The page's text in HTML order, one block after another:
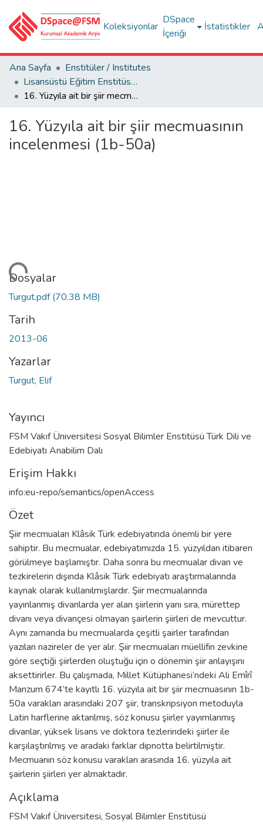
Koleksiyonlar
DSpace
İçeriği
İstatistikler
Ana Sayfa
Enstitüler / Institutes
Lisansüstü Eğitim Enstitüsü Tez Koleksiyonu
16. Yüzyıla ait bir şiir mecmuasının incelenmesi (1b-50a)
16. Yüzyıla ait bir şiir mecmuasının
incelenmesi (1b-50a)
Dosyalar
Turgut.pdf(70.38 MB)
Tarih
2013-06
Yazarlar
Turgut, Elif
Yayıncı
FSM Vakıf Üniversitesi Sosyal Bilimler Enstitüsü Türk Dili ve
Edebiyatı Anabilim Dalı
Erişim Hakkı
info:eu-repo/semantics/openAccess
Özet
Şiir mecmuaları Klâsik Türk edebiyatında önemli bir yere
sahiptir. Bu mecmualar, edebiyatımızda 15. yüzyıldan itibaren
görülmeye başlamıştır. Daha sonra bu mecmualar divan ve
tezkirelerin dışında Klâsik Türk edebiyatı araştırmalarında
kaynak olarak kullanılmışlardır. Şiir mecmualarında
yayınlanmış divanlarda yer alan şiirlerin yanı sıra, mürettep
divanı veya divançesi olmayan şairlerin şiirleri de mevcuttur.
Aynı zamanda bu mecmualarda çeşitli şairler tarafından
yazılan nazireler de yer alır. Şiir mecmuaları müellifin zevkine
göre seçtiği şiirlerden oluştuğu için o dönemin şiir anlayışını
aksettirirler. Bu çalışmada, Millet Kütüphanesi’ndeki Ali Emîrî
Manzum 674’te kayıtlı 16. yüzyıla ait bir şiir mecmuasının 1b-
50a varakları arasındaki 207 şiir, transkripsiyon metoduyla
Latin harflerine aktarılmış, söz konusu şiirler yayımlanmış
divanlar, yüksek lisans ve doktora tezlerindeki şiirler ile
karşılaştırılmış ve aradaki farklar dipnotta belirtilmiştir.
Mecmuanın söz konusu varakları arasında 16. yüzyıla ait
şairlerin şiirleri yer almaktadır.
Açıklama
FSM Vakıf Üniversitesi, Sosyal Bilimler Enstitüsü